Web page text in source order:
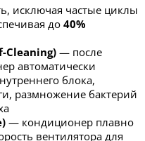
исключая частые циклы
до 40%
Cleaning) — после
автоматически
блока,
размножение бактерий
— кондиционер плавно
вентилятора для